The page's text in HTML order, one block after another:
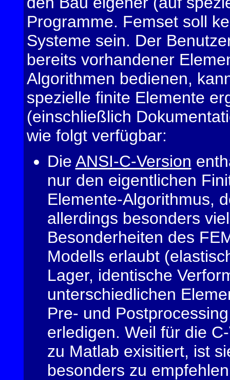
Programme. Femset soll
Systeme sein. Der
bereits vorhandener
Algorithmen bedienen,
spezielle finite Elemente
(einschließlich
wie folgt verfügbar:
Die ANSI-C-Version
nur den eigentlichen
Elemente-Algorithmus,
allerdings besonders
Besonderheiten des
Modells erlaubt
Lager, identische
unterschiedlichen
Pre- und
erledigen. Weil für die
zu Matlab exisitiert, ist
besonders zu